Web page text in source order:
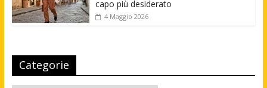
capo più desiderato
4 Maggio 2026
Categorie